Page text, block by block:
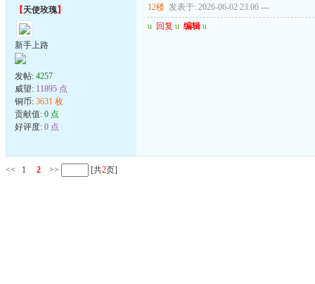
【天使玫瑰】
新手上路
发帖: 4257
威望: 11895 点
铜币: 3631 枚
贡献值: 0 点
好评度: 0 点
12楼 发表于: 2026-06-02 23:06 ---
u 回复 u 编辑 u
<< 1 2 >> [共2页]